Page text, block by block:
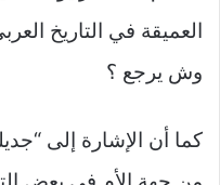
العميقة في التاريخ
وش يرجع ؟
كما أن الإشارة إلى